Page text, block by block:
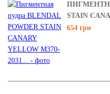
STAIN
654 грн